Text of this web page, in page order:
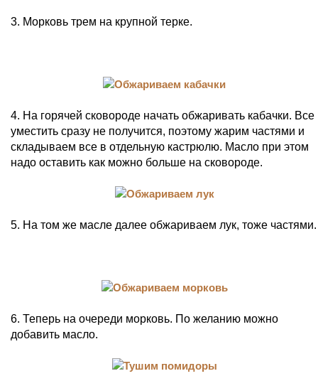
3. Морковь трем на крупной терке.
4. На горячей сковороде начать обжаривать кабачки. Все
уместить сразу не получится, поэтому жарим частями и
складываем все в отдельную кастрюлю. Масло при этом
надо оставить как можно больше на сковороде.
5. На том же масле далее обжариваем лук, тоже частями.
6. Теперь на очереди морковь. По желанию можно
добавить масло.